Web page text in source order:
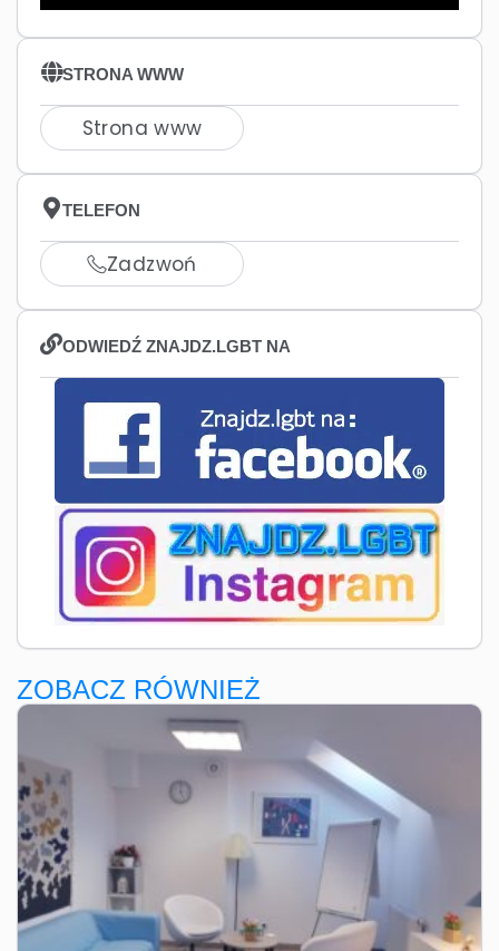
STRONA WWW
Strona www
TELEFON
Zadzwoń
ODWIEDŹ ZNAJDZ.LGBT NA
ZOBACZ RÓWNIEŻ